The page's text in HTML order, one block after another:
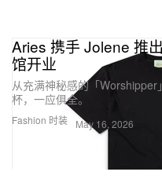
Fashion 时装
Aries 携手 Jolene 推
馆开业
从充满神秘感的「
杯，一应俱全。
May 16, 2026